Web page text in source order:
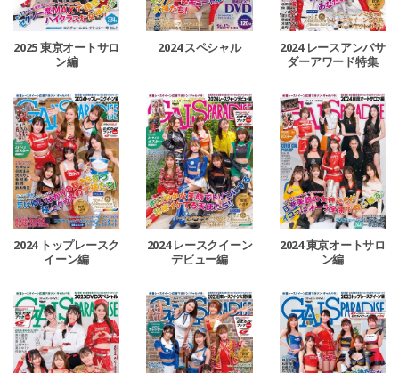
2025 東京オートサロ
ン編
2024 スペシャル
2024 レースアンバサ
ダーアワード特集
2024 トップレースク
イーン編
2024 レースクイーン
デビュー編
2024 東京オートサロ
ン編